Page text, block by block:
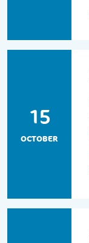
15
OCTOBER